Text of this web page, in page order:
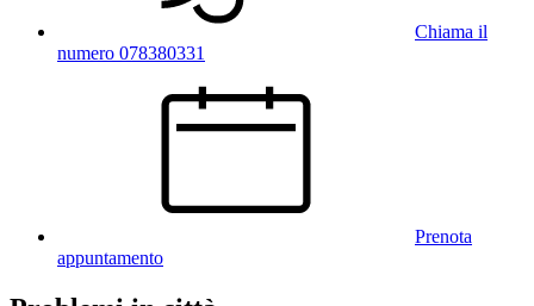
Chiama il
numero 078380331
Prenota
appuntamento